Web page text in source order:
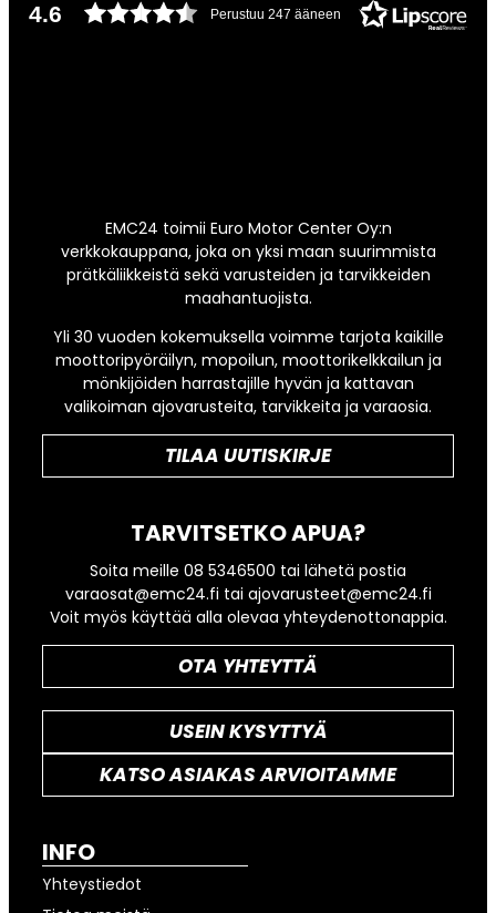
4.6 Perustuu 247 ääneen
EMC24 toimii Euro Motor Center Oy:n
verkkokauppana, joka on yksi maan suurimmista
prätkäliikkeistä sekä varusteiden ja tarvikkeiden
maahantuojista.
Yli 30 vuoden kokemuksella voimme tarjota kaikille
moottoripyöräilyn, mopoilun, moottorikelkkailun ja
mönkijöiden harrastajille hyvän ja kattavan
valikoiman ajovarusteita, tarvikkeita ja varaosia.
TILAA UUTISKIRJE
TARVITSETKO APUA?
Soita meille 08 5346500 tai lähetä postia
varaosat@emc24.fi tai ajovarusteet@emc24.fi
Voit myös käyttää alla olevaa yhteydenottonappia.
OTA YHTEYTTÄ
USEIN KYSYTTYÄ
KATSO ASIAKAS ARVIOITAMME
INFO
Yhteystiedot